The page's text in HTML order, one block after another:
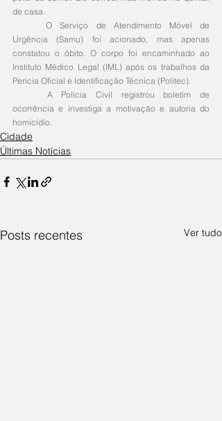
de casa.
	O Serviço de Atendimento Móvel de
Urgência (Samu) foi acionado, mas apenas
constatou o óbito. O corpo foi encaminhado ao
Instituto Médico Legal (IML) após os trabalhos da
Perícia Oficial e Identificação Técnica (Politec).
ocorrência e investiga a motivação e autoria do
homicídio.
Cidade
Últimas Notícias
Posts recentes Ver tudo